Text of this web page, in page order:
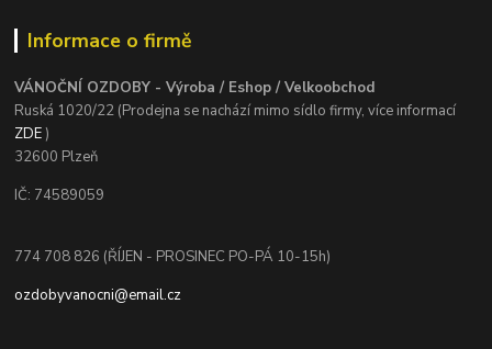
Informace o firmě
VÁNOČNÍ OZDOBY - Výroba / Eshop / Velkoobchod
Ruská 1020/22 (Prodejna se nachází mimo sídlo firmy, více informací
ZDE)
32600 Plzeň
IČ: 74589059
774 708 826 (ŘÍJEN - PROSINEC PO-PÁ 10-15h)
ozdobyvanocni@email.cz